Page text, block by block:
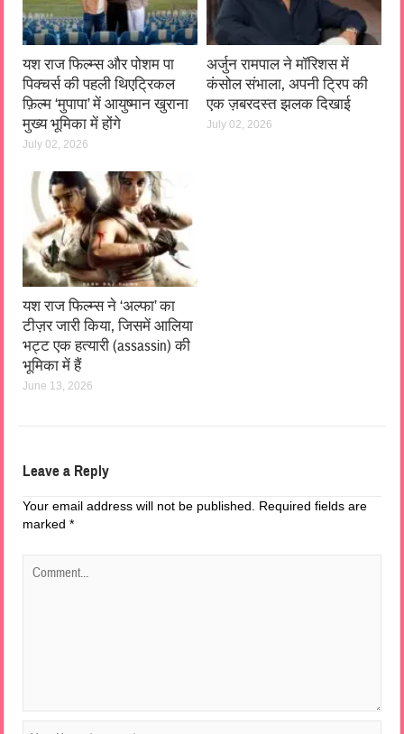
यश राज फिल्म्स और पोशम पा
पिक्चर्स की पहली थिएट्रिकल
फ़िल्म ‘मुपापा’ में आयुष्मान खुराना
मुख्य भूमिका में होंगे
July 02, 2026
अर्जुन रामपाल ने मॉरिशस में
कंसोल संभाला, अपनी ट्रिप की
एक ज़बरदस्त झलक दिखाई
July 02, 2026
यश राज फिल्म्स ने ‘अल्फा’ का
टीज़र जारी किया, जिसमें आलिया
भट्ट एक हत्यारी (assassin) की
भूमिका में हैं
June 13, 2026
Leave a Reply
Your email address will not be published.
Required fields are
marked*